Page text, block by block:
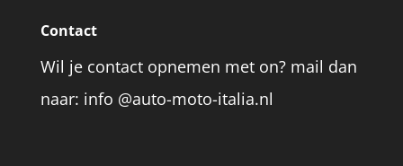
Contact
Wil je contact opnemen met on? mail dan
naar: info @auto-moto-italia.nl